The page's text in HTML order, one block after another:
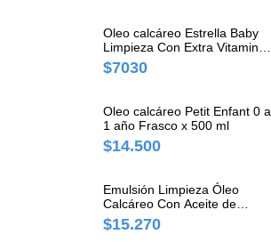
Oleo calcáreo Estrella Baby
Limpieza Con Extra Vitamina
Frasco x 500 ml
$7030
Oleo calcáreo Petit Enfant 0 a
1 año Frasco x 500 ml
$14.500
Emulsión Limpieza Óleo
Calcáreo Con Aceite de
Almendras Ewe Frasco x 500
ml
$15.270